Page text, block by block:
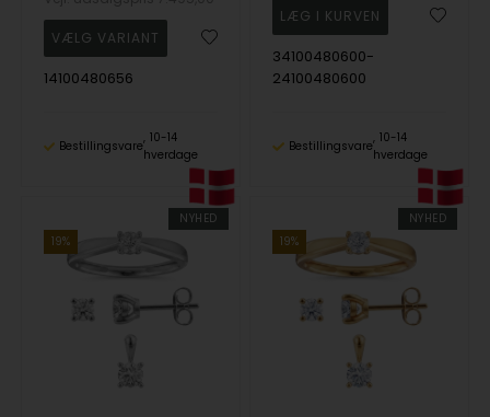
14100480656
Bestillingsvare
10-14
hverdage
34100480600-
24100480600
Bestillingsvare
10-14
hverdage
NYHED
19%
NYHED
19%